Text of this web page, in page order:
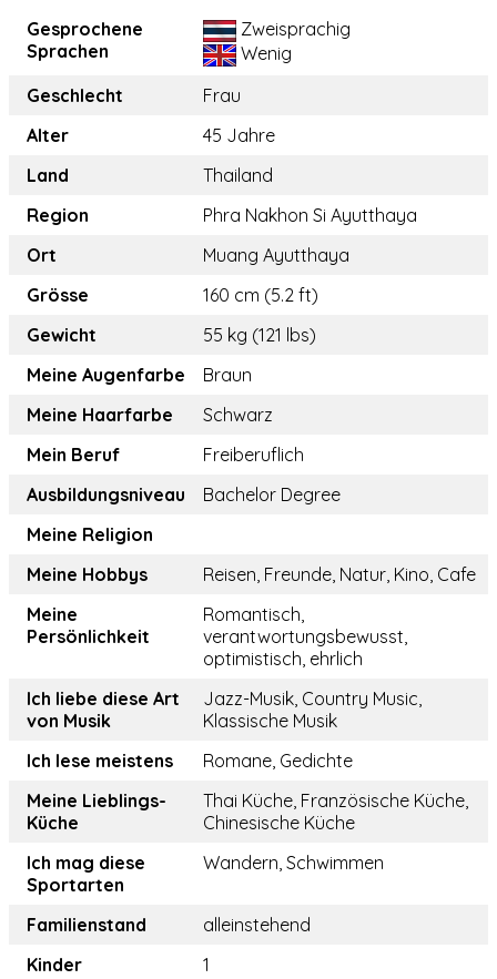
Gesprochene
Sprachen
Zweisprachig
Wenig
Geschlecht
Frau
Alter
45 Jahre
Land
Thailand
Region
Phra Nakhon Si Ayutthaya
Ort
Muang Ayutthaya
Grösse
160 cm (5.2 ft)
Gewicht
55 kg (121 lbs)
Meine Augenfarbe
Braun
Meine Haarfarbe
Schwarz
Mein Beruf
Freiberuflich
Ausbildungsniveau
Bachelor Degree
Meine Religion
Meine Hobbys
Reisen, Freunde, Natur, Kino, Cafe
Meine
Persönlichkeit
Romantisch,
verantwortungsbewusst,
optimistisch, ehrlich
Ich liebe diese Art
von Musik
Jazz-Musik, Country Music,
Klassische Musik
Ich lese meistens
Romane, Gedichte
Meine Lieblings-
Küche
Thai Küche, Französische Küche,
Chinesische Küche
Ich mag diese
Sportarten
Wandern, Schwimmen
Familienstand
alleinstehend
Kinder
1